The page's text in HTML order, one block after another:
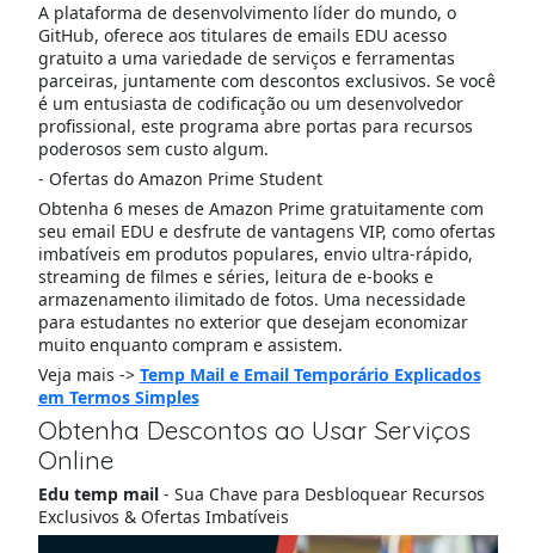
A plataforma de desenvolvimento líder do mundo, o
GitHub, oferece aos titulares de emails EDU acesso
gratuito a uma variedade de serviços e ferramentas
parceiras, juntamente com descontos exclusivos. Se você
é um entusiasta de codificação ou um desenvolvedor
profissional, este programa abre portas para recursos
poderosos sem custo algum.
- Ofertas do Amazon Prime Student
Obtenha 6 meses de Amazon Prime gratuitamente com
seu email EDU e desfrute de vantagens VIP, como ofertas
imbatíveis em produtos populares, envio ultra-rápido,
streaming de filmes e séries, leitura de e-books e
armazenamento ilimitado de fotos. Uma necessidade
para estudantes no exterior que desejam economizar
muito enquanto compram e assistem.
Veja mais -> Temp Mail e Email Temporário Explicados
em Termos Simples
Obtenha Descontos ao Usar Serviços
Online
Edu temp mail- Sua Chave para Desbloquear Recursos
Exclusivos & Ofertas Imbatíveis